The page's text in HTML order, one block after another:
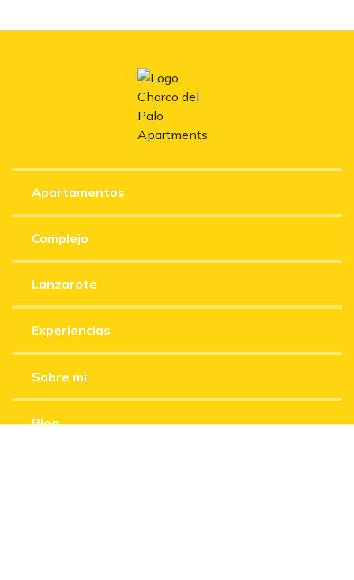
Apartamentos
Complejo
Lanzarote
Experiencias
Sobre mi
Blog